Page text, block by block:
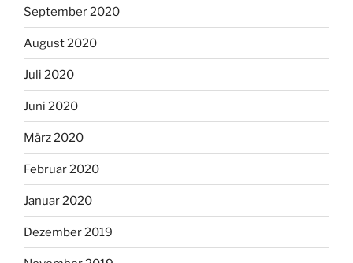
September 2020
August 2020
Juli 2020
Juni 2020
März 2020
Februar 2020
Januar 2020
Dezember 2019